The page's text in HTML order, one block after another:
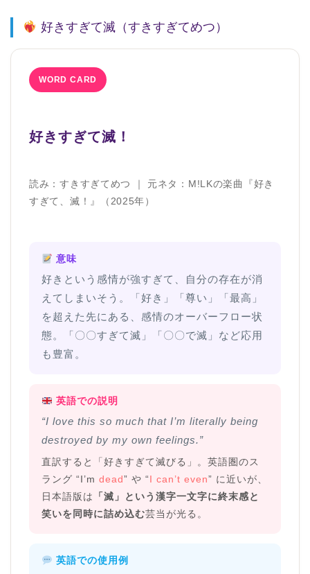
好きすぎて滅（すきすぎてめつ）
WORD CARD
好きすぎて滅！
読み：すきすぎてめつ ｜ 元ネタ：M!LKの楽曲『好き
すぎて、滅！』（2025年）
意味
好きという感情が強すぎて、自分の存在が消
えてしまいそう。「好き」「尊い」「最高」
を超えた先にある、感情のオーバーフロー状
態。「〇〇すぎて滅」「〇〇で滅」など応用
も豊富。
英語での説明
“I love this so much that I’m literally being
destroyed by my own feelings.”
直訳すると「好きすぎて滅びる」。英語圏のス
ラング “I’m dead” や “I can’t even” に近いが、
日本語版は
「滅」という漢字一文字に終末感と
笑いを同時に詰め込む芸当が光る。
英語での使用例